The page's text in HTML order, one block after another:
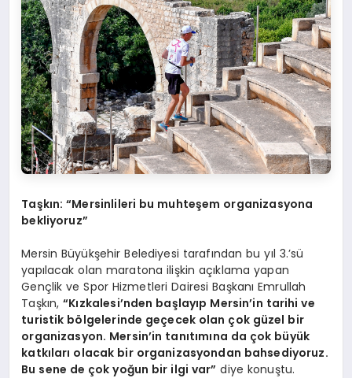
Taşkın: “Mersinlileri bu muhteşem organizasyona
bekliyoruz”
Mersin Büyükşehir Belediyesi tarafından bu yıl 3.’sü
yapılacak olan maratona ilişkin açıklama yapan
Gençlik ve Spor Hizmetleri Dairesi Başkanı Emrullah
Taşkın,“Kızkalesi’nden başlayıp Mersin’in tarihi ve
turistik bölgelerinde geçecek olan çok güzel bir
organizasyon. Mersin’in tanıtımına da çok büyük
katkıları olacak bir organizasyondan bahsediyoruz.
Bu sene de çok yoğun bir ilgi var” diye konuştu.